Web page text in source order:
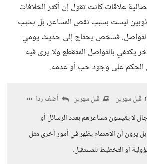
علاقات كانت تقول إن أكثر الخلافات
ليست بسبب نقص المشاعر، بل بسبب
فشخص يحتاج إلى حديث يومي
يكتفي بالتواصل المتقطع ولا يرى فيه
الحكم على وجود حب أو عدمه.
قبل شهرين قبل شهرين
أضف ردا
لا يقيسون مشاعرهم بعدد الرسائل أو
بل يرون أن الاهتمام يظهر في أمور أخرى مثل
أو التخطيط للمستقبل.